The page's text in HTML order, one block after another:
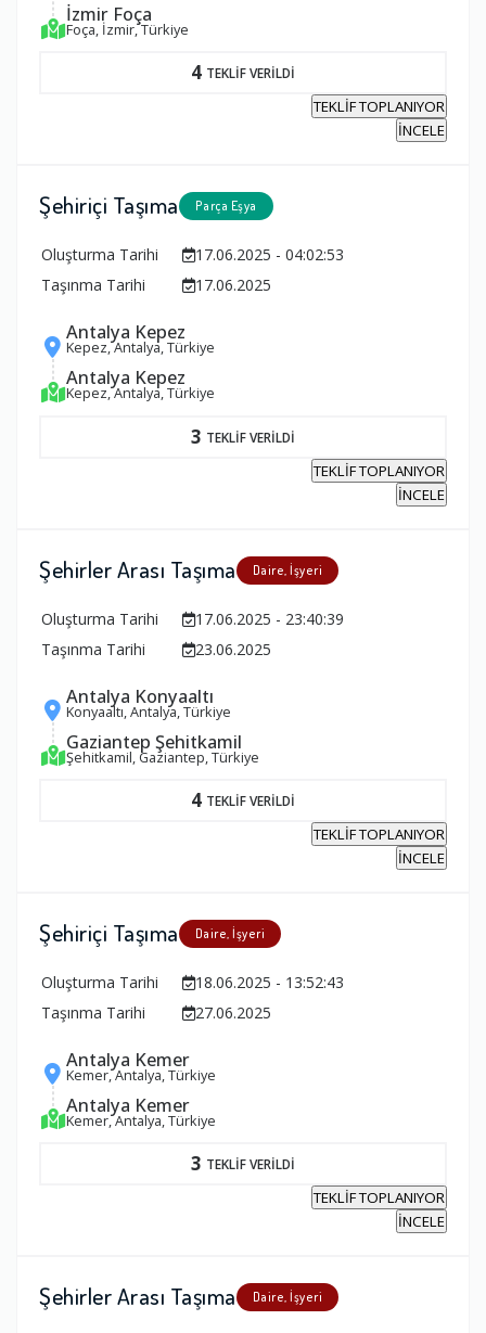
İzmir Foça
Foça, İzmir, Türkiye
4 TEKLİF VERİLDİ
TEKLİF TOPLANIYOR
İNCELE
Şehiriçi Taşıma Parça Eşya
Oluşturma Tarihi
17.06.2025 - 04:02:53
Taşınma Tarihi
17.06.2025
Antalya Kepez
Kepez, Antalya, Türkiye
Antalya Kepez
Kepez, Antalya, Türkiye
3 TEKLİF VERİLDİ
TEKLİF TOPLANIYOR
İNCELE
Şehirler Arası Taşıma Daire, İşyeri
Oluşturma Tarihi
17.06.2025 - 23:40:39
Taşınma Tarihi
23.06.2025
Antalya Konyaaltı
Konyaaltı, Antalya, Türkiye
Gaziantep Şehitkamil
Şehitkamil, Gaziantep, Türkiye
4 TEKLİF VERİLDİ
TEKLİF TOPLANIYOR
İNCELE
Şehiriçi Taşıma Daire, İşyeri
Oluşturma Tarihi
18.06.2025 - 13:52:43
Taşınma Tarihi
27.06.2025
Antalya Kemer
Kemer, Antalya, Türkiye
Antalya Kemer
Kemer, Antalya, Türkiye
3 TEKLİF VERİLDİ
TEKLİF TOPLANIYOR
İNCELE
Şehirler Arası Taşıma Daire, İşyeri